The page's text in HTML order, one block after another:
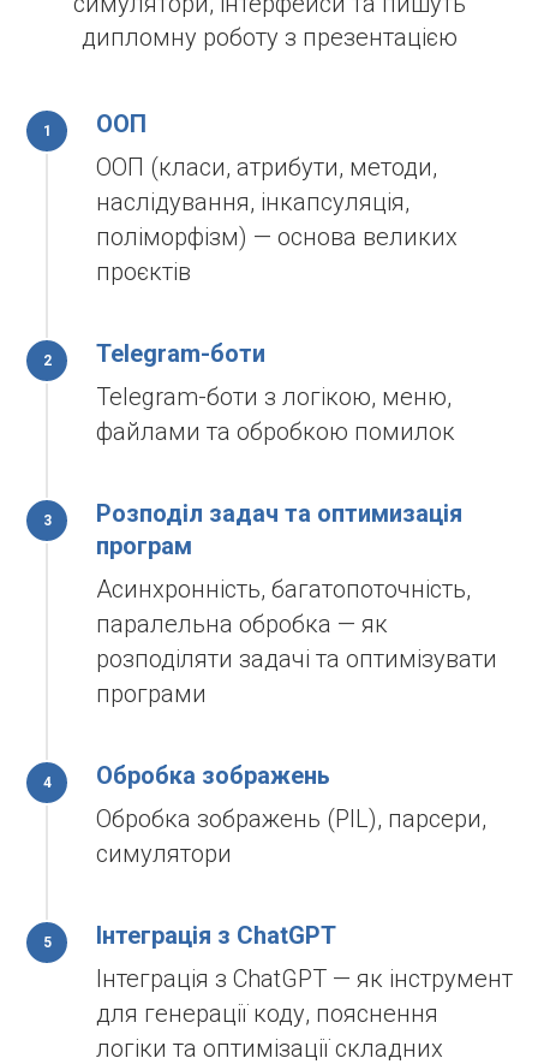
дипломну роботу з презентацією
ООП
ООП (класи, атрибути, методи,
наслідування, інкапсуляція,
поліморфізм) — основа великих
проєктів
Telegram-боти
Telegram-боти з логікою, меню,
файлами та обробкою помилок
Розподіл задач та оптимизація
програм
Асинхронність, багатопоточність,
паралельна обробка — як
розподіляти задачі та оптимізувати
програми
Обробка зображень
Обробка зображень (PIL), парсери,
симулятори
Інтеграція з ChatGPT
Інтеграція з ChatGPT — як інструмент
для генерації коду, пояснення
логіки та оптимізації складних